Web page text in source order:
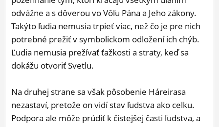
odvážne a s dôverou vo Vôľu Pána a Jeho zákony.
Takýto ľudia nemusia trpieť viac, než čo je pre nich
potrebné prežiť v symbolickom odložení ich chýb.
Ľudia nemusia prežívať ťažkosti a straty, keď sa
dokážu otvoriť Svetlu.
Na druhej strane sa však pôsobenie Háreirasa
nezastaví, pretože on vidí stav ľudstva ako celku.
Podpora ale môže prúdiť k čistejšej časti ľudstva, a